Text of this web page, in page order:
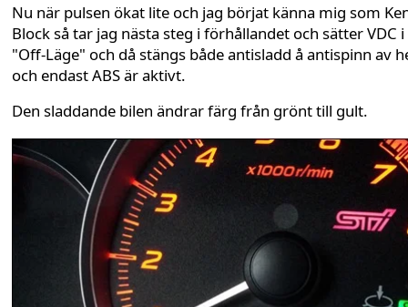
Nu när pulsen ökat lite och jag börjat känna mig som
Block så tar jag nästa steg i förhållandet och sätter VDC i
"Off-Läge" och då stängs både antisladd å antispinn av
och endast ABS är aktivt.
Den sladdande bilen ändrar färg från grönt till gult.